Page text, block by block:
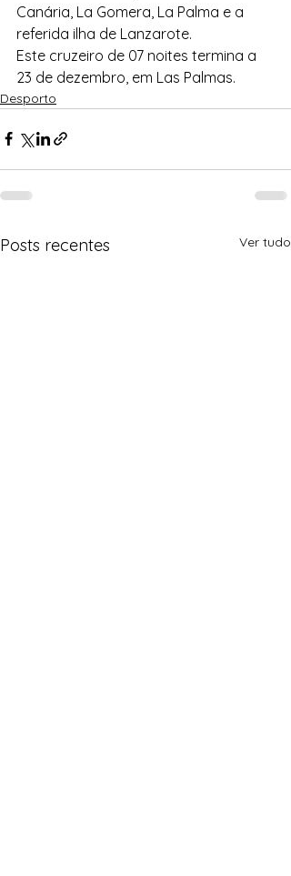
Canária, La Gomera, La Palma e a
referida ilha de Lanzarote.
Este cruzeiro de 07 noites termina a
23 de dezembro, em Las Palmas.
Desporto
Posts recentes Ver tudo